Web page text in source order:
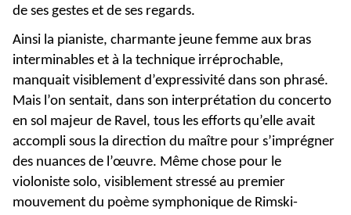
de ses gestes et de ses regards.
Ainsi la pianiste, charmante jeune femme aux bras
interminables et à la technique irréprochable,
manquait visiblement d’expressivité dans son phrasé.
Mais l’on sentait, dans son interprétation du concerto
en sol majeur de Ravel, tous les efforts qu’elle avait
accompli sous la direction du maître pour s’imprégner
des nuances de l’œuvre. Même chose pour le
violoniste solo, visiblement stressé au premier
mouvement du poème symphonique de Rimski-